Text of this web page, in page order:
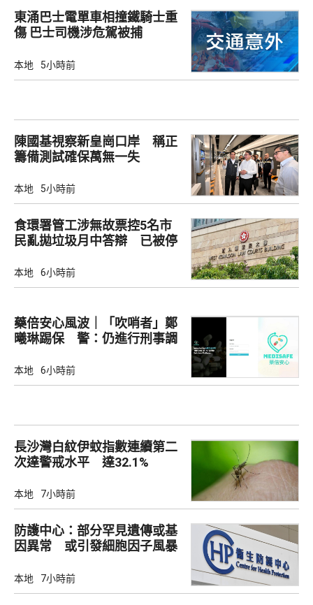
東涌巴士電單車相撞鐵騎士重
傷 巴士司機涉危駕被捕
本地 5小時前
陳國基視察新皇崗口岸 稱正
籌備測試確保萬無一失
本地 5小時前
食環署管工涉無故票控5名市
民亂拋垃圾月中答辯 已被停
本地 6小時前
藥倍安心風波｜「吹哨者」鄭
曦琳踢保 警：仍進行刑事調
本地 6小時前
長沙灣白紋伊蚊指數連續第二
次達警戒水平 達32.1%
本地 7小時前
防護中心：部分罕見遺傳或基
因異常 或引發細胞因子風暴
本地 7小時前